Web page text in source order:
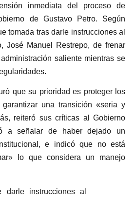
inmediata del proceso de
de Gustavo Petro. Según
tomada tras darle instrucciones al
José Manuel Restrepo, de frenar
saliente mientras se
que su prioridad es proteger los
una transición «seria y
reiteró sus críticas al Gobierno
a señalar de haber dejado un
e indicó que no está
lo que considera un manejo
darle instrucciones al